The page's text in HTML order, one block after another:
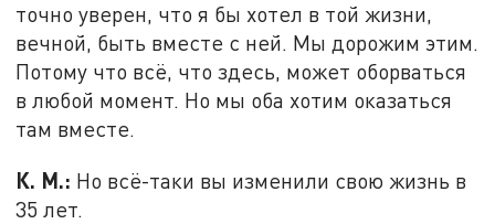
точно уверен, что я бы хотел в той жизни,
вечной, быть вместе с ней. Мы дорожим этим.
Потому что всё, что здесь, может оборваться
в любой момент. Но мы оба хотим оказаться
там вместе.
К. М.: Но всё-таки вы изменили свою жизнь в
35 лет.